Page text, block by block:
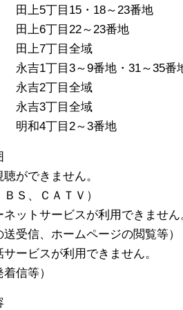
目15・18～23番地
目22～23番地
丁目全域
目3～9番地・31～35番
丁目全域
丁目全域
目2～3番地
聴ができません。
ＢＳ、ＣＡＴＶ）
ネットサービスが利用できません
送受信、ホームページの閲覧等）
サービスが利用できません。
着信等）